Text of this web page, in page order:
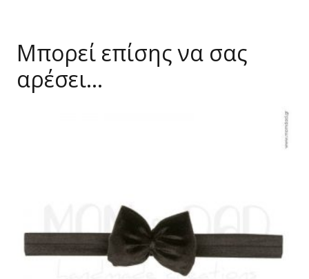
Μπορεί επίσης να σας
αρέσει…